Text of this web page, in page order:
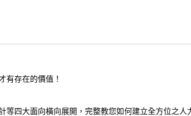
有存在的價值！
四大面向橫向展開，完整教您如何建立全方位之人